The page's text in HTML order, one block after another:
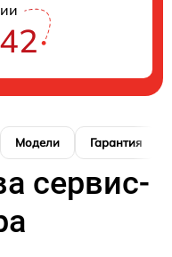
Модели Гарантия
сервис-